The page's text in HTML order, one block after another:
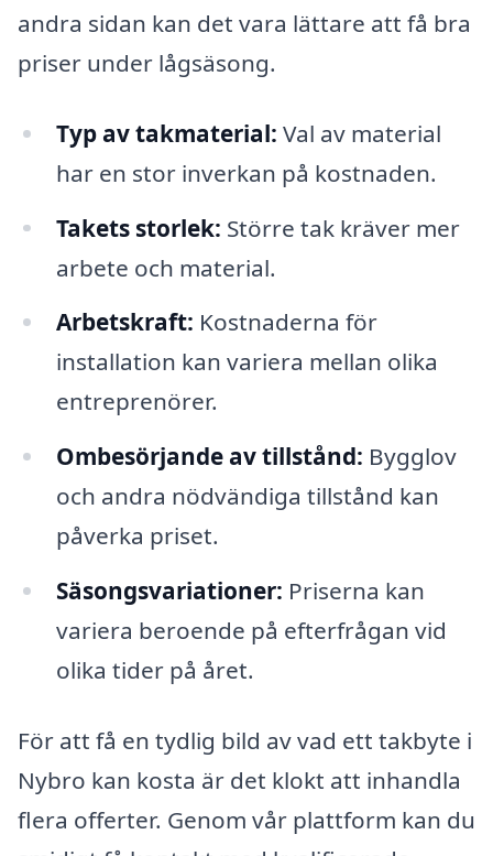
andra sidan kan det vara lättare att få bra
priser under lågsäsong.
Typ av takmaterial: Val av material
har en stor inverkan på kostnaden.
Takets storlek: Större tak kräver mer
arbete och material.
Arbetskraft: Kostnaderna för
installation kan variera mellan olika
entreprenörer.
Ombesörjande av tillstånd: Bygglov
och andra nödvändiga tillstånd kan
påverka priset.
Säsongsvariationer: Priserna kan
variera beroende på efterfrågan vid
olika tider på året.
För att få en tydlig bild av vad ett takbyte i
Nybro kan kosta är det klokt att inhandla
flera offerter. Genom vår plattform kan du